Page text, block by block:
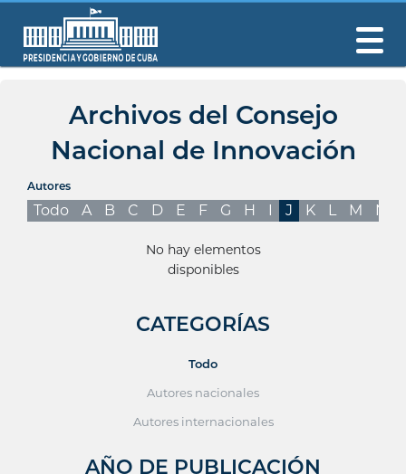
Archivos del Consejo
Nacional de Innovación
Autores
Todo A B C D E F G H I J K L M N
No hay elementos
disponibles
CATEGORÍAS
Todo
Autores nacionales
Autores internacionales
AÑO DE PUBLICACIÓN